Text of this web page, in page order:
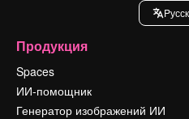
Продукция
Spaces
ИИ-помощник
Генератор изображений ИИ